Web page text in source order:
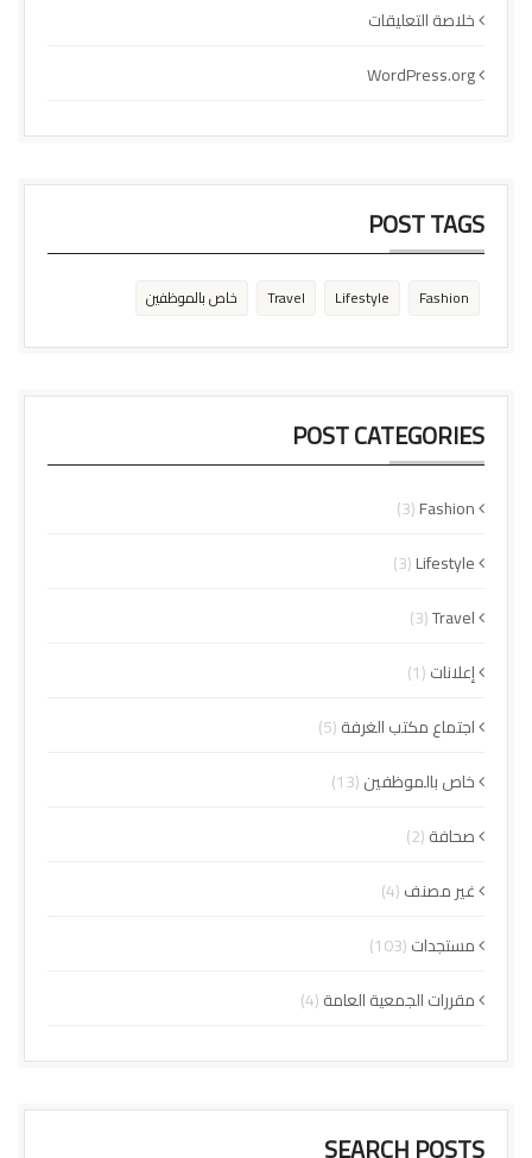
خلاصة التعليقات
WordPress.org
POST TAGS
Fashion
Lifestyle
Travel خاص بالموظفين
POST CATEGORIES
Fashion
(3)
Lifestyle
(3)
Travel
(3)
إعلانات(1)
اجتماع مكتب الغرفة(5)
خاص بالموظفين(13)
صحافة(2)
غير مصنف(4)
مستجدات(103)
مقررات الجمعية العامة(4)